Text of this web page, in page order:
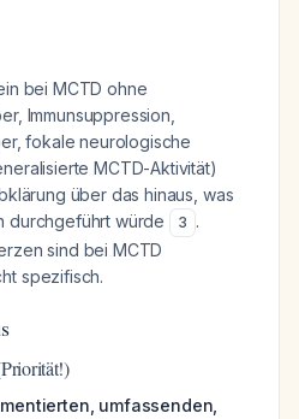
bei MCTD ohne
Immunsuppression,
fokale neurologische
MCTD-Aktivität)
über das hinaus, was
durchgeführt würde
3 .
sind bei MCTD
spezifisch.
umfassenden,